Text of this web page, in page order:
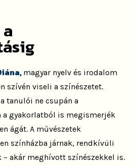
magyar nyelv és irodalom
szívén viseli a színészetet.
tanulói ne csupán a
a gyakorlatból is megismerjék
ágát. A művészetek
színházba járnak, rendkívüli
– akár meghívott színészekkel is.